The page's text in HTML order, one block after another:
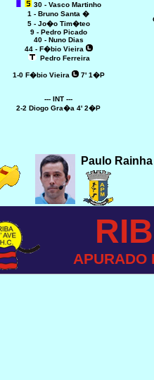
30 - Vasco Martinho
1 - Bruno Santa �
5 - Jo�o Tim�teo
9 - Pedro Picado
40 - Nuno Dias
44 - F�bio Vieira
Pedro Ferreira
1-0 F�bio Vieira 7' 1�P
--- INT ---
2-2 Diogo Gra�a 4' 2�P
Paulo Rainha
APURADO